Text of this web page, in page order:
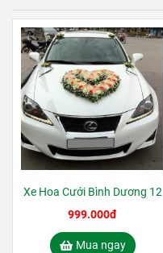
Xe Hoa Cưới Bình Dương 12
999.000đ
Mua ngay